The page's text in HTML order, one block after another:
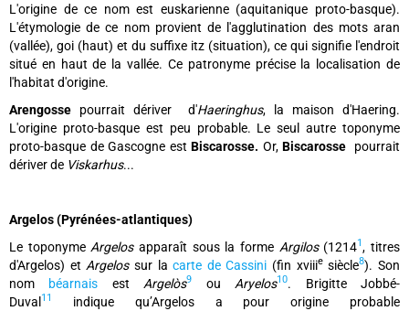
L'origine de ce nom est euskarienne (aquitanique proto-basque).
L'étymologie de ce nom provient de l'agglutination des mots aran
(vallée), goi (haut) et du suffixe itz (situation), ce qui signifie l'endroit
situé en haut de la vallée. Ce patronyme précise la localisation de
l'habitat d'origine.
Arengosse pourrait dériver d'Haeringhus, la maison d'Haering.
L'origine proto-basque est peu probable. Le seul autre toponyme
proto-basque de Gascogne est Biscarosse. Or, Biscarosse
pourrait
dériver de Viskarhus...
Argelos (Pyrénées-atlantiques)
Le toponyme Argelosapparaît sous la forme Argilos(12141, titres
d'Argelos) et Argelossur lacarte de Cassini (fin xviiiesiècle8). Son
nom béarnais est Argelòs9 ou Aryelos10. Brigitte Jobbé-
Duval11
indique qu’Argelos a pour origine probable